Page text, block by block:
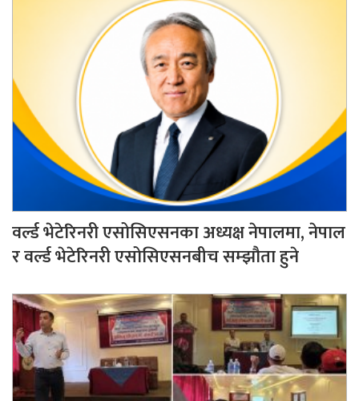
वर्ल्ड भेटेरिनरी एसोसिएसनका अध्यक्ष नेपालमा, नेपाल
र वर्ल्ड भेटेरिनरी एसोसिएसनबीच सम्झौता हुने